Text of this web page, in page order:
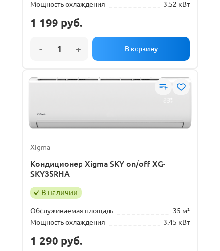
Мощность охлаждения
3.52 кВт
1 199 руб.
Xigma
Кондиционер Xigma SKY on/off XG-
SKY35RHA
В наличии
Обслуживаемая площадь
35 м²
Мощность охлаждения
3.45 кВт
1 290 руб.